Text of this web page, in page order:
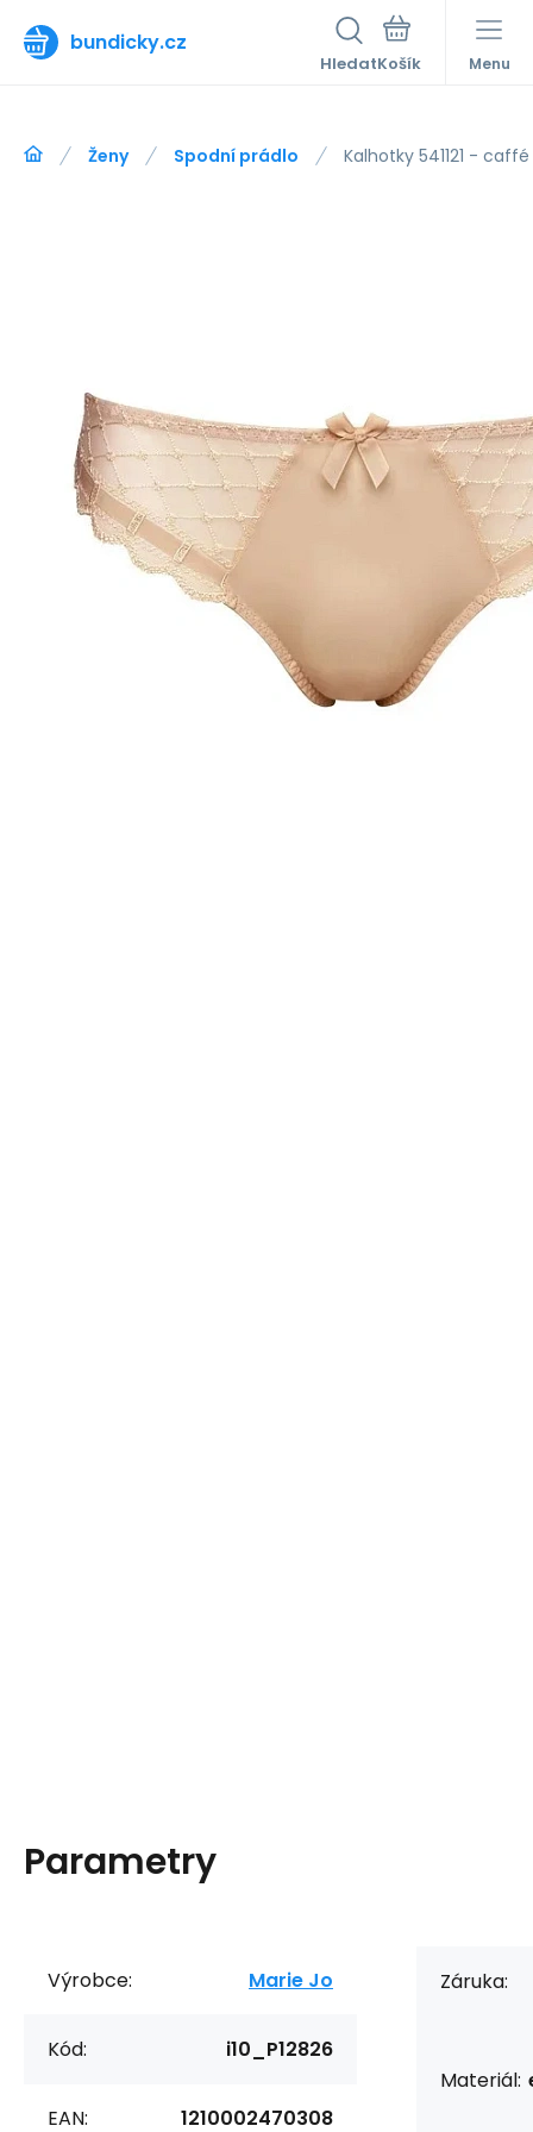
bundicky.cz
Hledat Menu
Ženy Spodní prádlo Kalhotky 541121 -
Parametry
Výrobce: Marie Jo
Kód: i10_P12826
EAN: 1210002470308
Záruka:
Materiál: